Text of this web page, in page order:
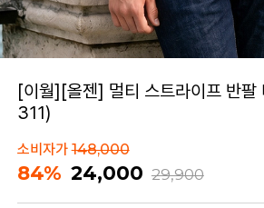
[이월][올젠] 멀티 스트라이프 반
311)
소비자가148,000
84% 24,000 29,900